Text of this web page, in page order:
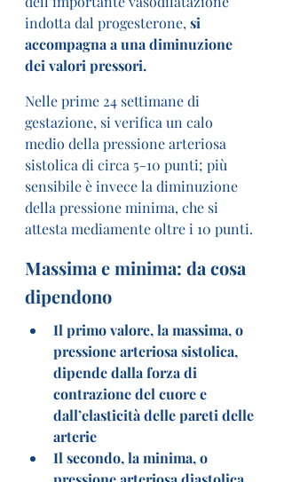
indotta dal progesterone, si
accompagna a una diminuzione
dei valori pressori.
Nelle prime 24 settimane di
gestazione, si verifica un calo
medio della pressione arteriosa
sistolica di circa 5-10 punti; più
sensibile è invece la diminuzione
della pressione minima, che si
attesta mediamente oltre i 10 punti.
Massima e minima: da cosa
dipendono
Il primo valore, la massima, o
pressione arteriosa sistolica,
dipende dalla forza di
contrazione del cuore e
dall’elasticità delle pareti delle
arterie
Il secondo, la minima, o